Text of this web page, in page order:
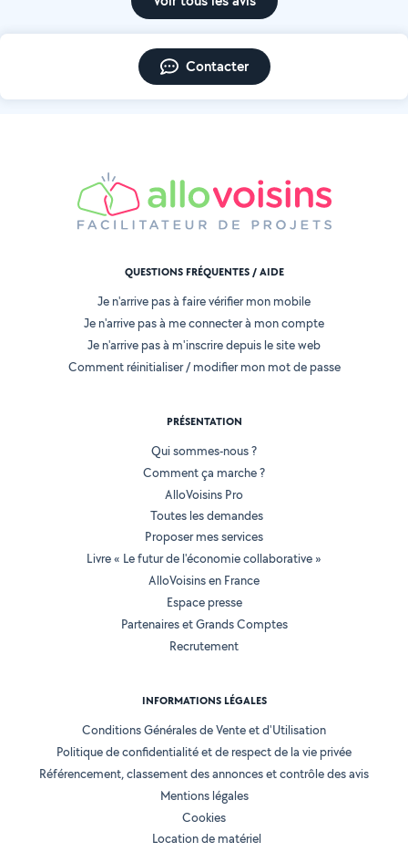
Contacter
QUESTIONS FRÉQUENTES / AIDE
Je n'arrive pas à faire vérifier mon mobile
Je n'arrive pas à me connecter à mon compte
Je n'arrive pas à m'inscrire depuis le site web
Comment réinitialiser / modifier mon mot de passe
PRÉSENTATION
Qui sommes-nous ?
Comment ça marche ?
AlloVoisins Pro
Toutes les demandes
Proposer mes services
Livre « Le futur de l'économie collaborative »
AlloVoisins en France
Espace presse
Partenaires et Grands Comptes
Recrutement
INFORMATIONS LÉGALES
Conditions Générales de Vente et d'Utilisation
Politique de confidentialité et de respect de la vie privée
Référencement, classement des annonces et contrôle des avis
Mentions légales
Cookies
Location de matériel